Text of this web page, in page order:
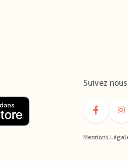
Suivez nous
Mentions